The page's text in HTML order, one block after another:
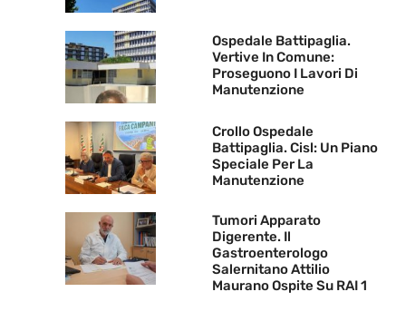
Ospedale Battipaglia.
Vertive In Comune:
Proseguono I Lavori Di
Manutenzione
Crollo Ospedale
Battipaglia. Cisl: Un Piano
Speciale Per La
Manutenzione
Tumori Apparato
Digerente. Il
Gastroenterologo
Salernitano Attilio
Maurano Ospite Su RAI 1